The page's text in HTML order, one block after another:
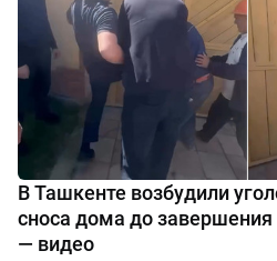
В Ташкенте возбудили
сноса дома до
— видео